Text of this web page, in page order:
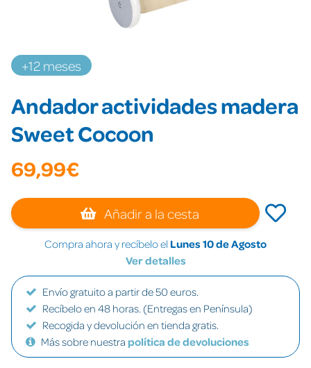
+12 meses
Andador actividades madera
Sweet Cocoon
69,99€
Añadir a la cesta
Compra ahora y recíbelo el Lunes 10 de Agosto
Ver detalles
Envío gratuito a partir de 50 euros.
Recíbelo en 48 horas. (Entregas en Península)
Recogida y devolución en tienda gratis.
Más sobre nuestra política de devoluciones